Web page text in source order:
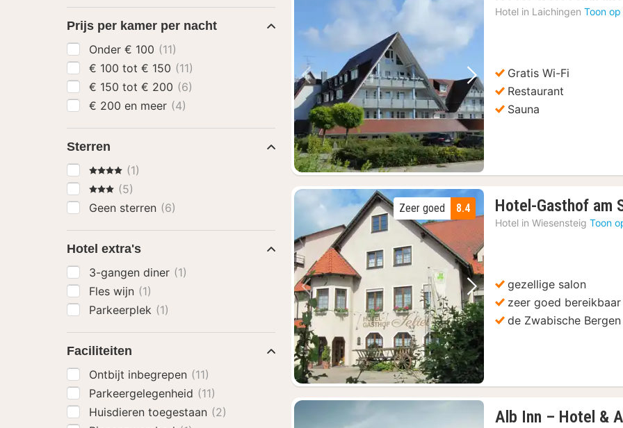
Vorige foto Volgende foto
Hotel in Laichingen Toon
Gratis Wi-Fi
Restaurant
Sauna
Vorige foto Volgende foto
8.4
Zeer goed Hotel-Gasthof am
Hotel in Wiesensteig Toon
gezellige salon
zeer goed bereikbaar
de Zwabische Bergen
Alb Inn – Hotel &
Prijs per kamer per nacht
Onder € 100 (11)
€ 100 tot € 150 (11)
€ 150 tot € 200 (6)
€ 200 en meer (4)
Sterren
4 Sterren
(1)
3 Sterren
(5)
Geen sterren (6)
Hotel extra's
3-gangen diner (1)
Fles wijn (1)
Parkeerplek (1)
Faciliteiten
Ontbijt inbegrepen (11)
Parkeergelegenheid (11)
Huisdieren toegestaan (2)